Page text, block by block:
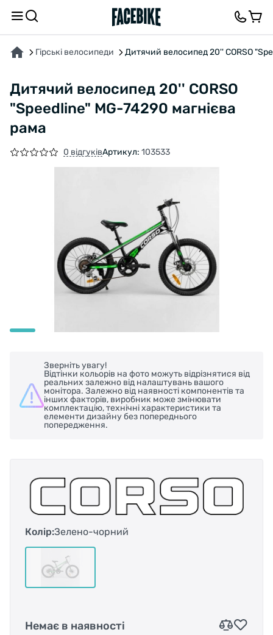
Гірські велосипеди Дитячий велосипед 20'' CORSO
Дитячий велосипед 20'' CORSO
"Speedline" MG-74290 магнієва
рама
0 відгуківАртикул: 103533
Зверніть увагу!
Відтінки кольорів на фото можуть відрізнятися від
реальних залежно від налаштувань вашого
монітора. Залежно від наявності компонентів та
інших факторів, виробник може змінювати
комплектацію, технічні характеристики та
елементи дизайну без попереднього
попередження.
Колір:Зелено-чорний
Немає в наявності
ПРО ТОВАР ХАРАКТЕРИСТИКИВІДГУКИ ТА ЗАПИТАННЯ